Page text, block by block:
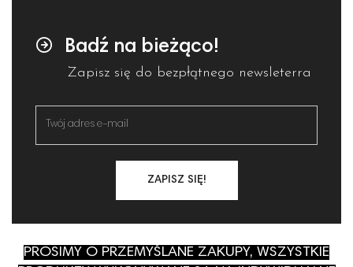
Badź na bieżąco!
Zapisz się do bezpłątnego newsleterra
ZAPISZ SIĘ!
PROSIMY O PRZEMYŚLANE ZAKUPY, WSZYSTKIE